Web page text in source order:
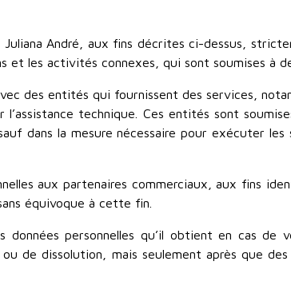
André, aux fins décrites ci-dessus,
les activités connexes, qui sont soumises à
des entités qui fournissent des services,
technique. Ces entités sont
dans la mesure nécessaire pour exécuter
aux partenaires commerciaux, aux fins
équivoque à cette fin.
données personnelles qu’il obtient en cas
de dissolution, mais seulement après que